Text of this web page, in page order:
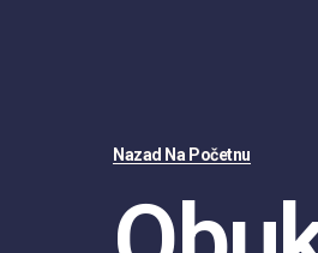
Nazad Na Početnu